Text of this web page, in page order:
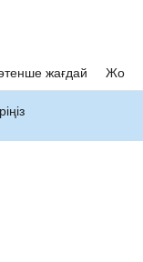
жағдай Жол